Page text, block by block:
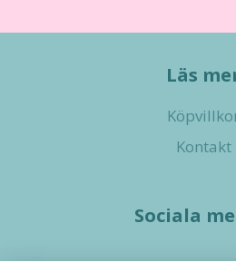
Läs
Kontakt
Sociala